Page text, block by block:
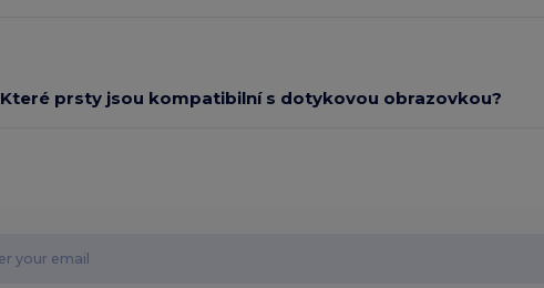
Které prsty jsou kompatibilní s dotykovou obrazovkou?